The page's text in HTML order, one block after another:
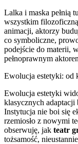
Lalka i maska pełnią
wszystkim
animacji, aktorzy
co symboliczne,
podejście do materii,
pełnoprawnym
Ewolucja estetyki: od
Ewolucja estetyki
klasycznych adaptacji
Instytucja nie boi się
rzemiosło z nowymi
obserwuję, jak teatr
tożsamość,